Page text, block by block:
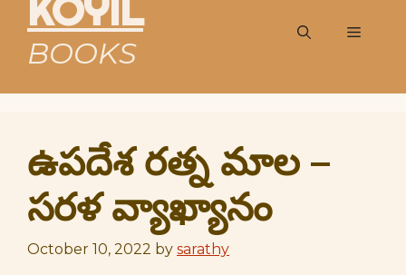
KOYIL
BOOKS
Menu
ఉపదేశ రత్న మాల –
సరళ వ్యాఖ్యానం
October 10, 2022 by sarathy